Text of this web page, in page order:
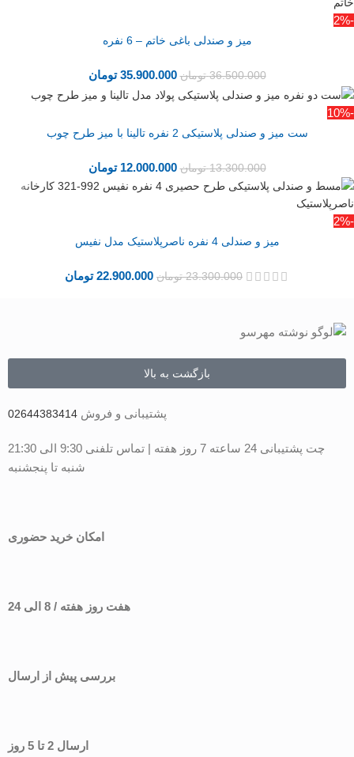
-2%
میز و صندلی باغی خاتم – 6 نفره
36.500.000 تومان 35.900.000 تومان
-10%
ست میز و صندلی پلاستیکی 2 نفره تالینا با میز طرح چوب
13.300.000 تومان 12.000.000 تومان
-2%
میز و صندلی 4 نفره ناصرپلاستیک مدل نفیس
23.300.000 تومان 22.900.000 تومان
بازگشت به بالا
پشتیبانی و فروش 02644383414
چت پشتیبانی 24 ساعته 7 روز هفته | تماس تلفنی 9:30 الی 21:30
شنبه تا پنجشنبه
امکان خرید حضوری
هفت روز هفته / 8 الی 24
بررسی پیش از ارسال
ارسال 2 تا 5 روز